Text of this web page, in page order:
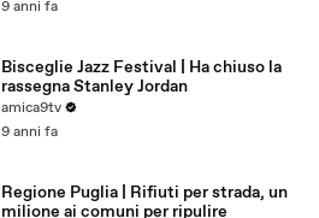
9 anni fa
Bisceglie Jazz Festival | Ha chiuso la
rassegna Stanley Jordan
amica9tv
9 anni fa
Regione Puglia | Rifiuti per strada, un
milione ai comuni per ripulire